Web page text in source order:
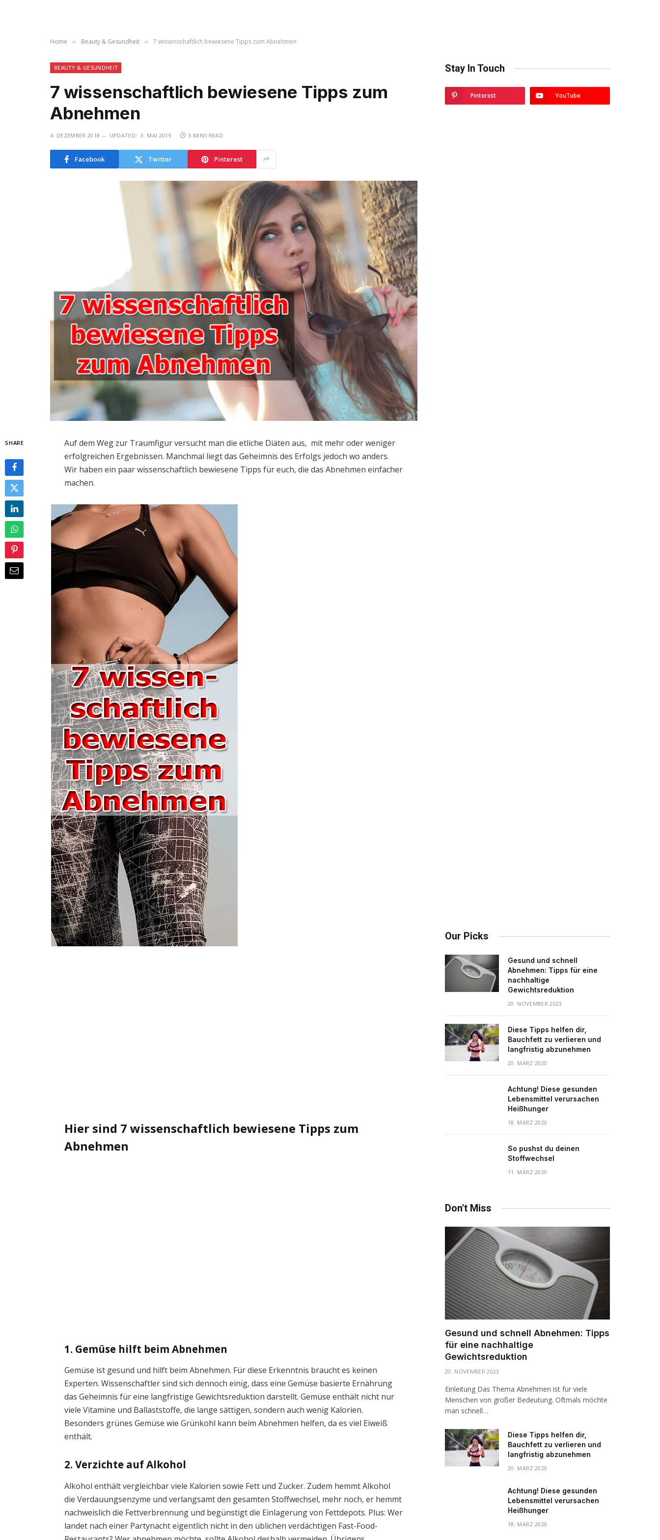
Home » Beauty & Gesundheit » 7 wissenschaftlich bewiesene Tipps zum Abnehmen
BEAUTY & GESUNDHEIT
7 wissenschaftlich bewiesene Tipps zum
Abnehmen
4. DEZEMBER 2018 UPDATED: 3. MAI 2019 3 MINS READ
Facebook Twitter Pinterest
SHARE
Auf dem Weg zur Traumfigur versucht man die etliche Diäten aus, mit mehr oder weniger
erfolgreichen Ergebnissen. Manchmal liegt das Geheimnis des Erfolgs jedoch wo anders.
Wir haben ein paar wissenschaftlich bewiesene Tipps für euch, die das Abnehmen einfacher
machen.
Hier sind 7 wissenschaftlich bewiesene Tipps zum
Abnehmen
1. Gemüse hilft beim Abnehmen
Gemüse ist gesund und hilft beim Abnehmen. Für diese Erkenntnis braucht es keinen
Experten. Wissenschaftler sind sich dennoch einig, dass eine Gemüse basierte Ernährung
das Geheimnis für eine langfristige Gewichtsreduktion darstellt. Gemüse enthält nicht nur
viele Vitamine und Ballaststoffe, die lange sättigen, sondern auch wenig Kalorien.
Besonders grünes Gemüse wie Grünkohl kann beim Abnehmen helfen, da es viel Eiweiß
enthält.
2. Verzichte auf Alkohol
Alkohol enthält vergleichbar viele Kalorien sowie Fett und Zucker. Zudem hemmt Alkohol
die Verdauungsenzyme und verlangsamt den gesamten Stoffwechsel, mehr noch, er hemmt
nachweislich die Fettverbrennung und begünstigt die Einlagerung von Fettdepots. Plus: Wer
landet nach einer Partynacht eigentlich nicht in den üblichen verdächtigen Fast-Food-
Stay In Touch
Pinterest YouTube
Our Picks
Gesund und schnell
Abnehmen: Tipps für eine
nachhaltige
Gewichtsreduktion
20. NOVEMBER 2023
Diese Tipps helfen dir,
Bauchfett zu verlieren und
langfristig abzunehmen
20. MÄRZ 2020
Achtung! Diese gesunden
Lebensmittel verursachen
Heißhunger
18. MÄRZ 2020
So pushst du deinen
Stoffwechsel
11. MÄRZ 2020
Don't Miss
Gesund und schnell Abnehmen: Tipps
für eine nachhaltige
Gewichtsreduktion
20. NOVEMBER 2023
Einleitung Das Thema Abnehmen ist für viele
Menschen von großer Bedeutung. Oftmals möchte
man schnell…
Diese Tipps helfen dir,
Bauchfett zu verlieren und
langfristig abzunehmen
20. MÄRZ 2020
Achtung! Diese gesunden
Lebensmittel verursachen
Heißhunger
18. MÄRZ 2020